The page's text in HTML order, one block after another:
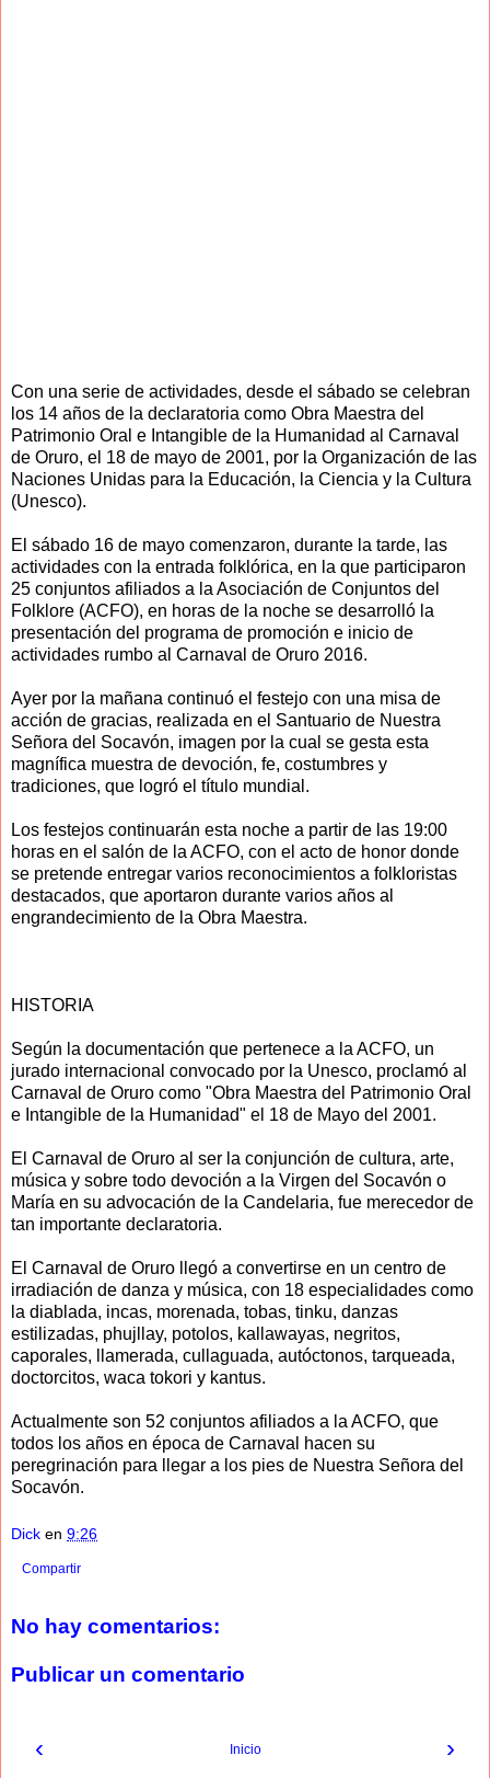
Con una serie de actividades, desde el sábado se celebran
los 14 años de la declaratoria como Obra Maestra del
Patrimonio Oral e Intangible de la Humanidad al Carnaval
de Oruro, el 18 de mayo de 2001, por la Organización de las
Naciones Unidas para la Educación, la Ciencia y la Cultura
(Unesco).
El sábado 16 de mayo comenzaron, durante la tarde, las
actividades con la entrada folklórica, en la que participaron
25 conjuntos afiliados a la Asociación de Conjuntos del
Folklore (ACFO), en horas de la noche se desarrolló la
presentación del programa de promoción e inicio de
actividades rumbo al Carnaval de Oruro 2016.
Ayer por la mañana continuó el festejo con una misa de
acción de gracias, realizada en el Santuario de Nuestra
Señora del Socavón, imagen por la cual se gesta esta
magnífica muestra de devoción, fe, costumbres y
tradiciones, que logró el título mundial.
Los festejos continuarán esta noche a partir de las 19:00
horas en el salón de la ACFO, con el acto de honor donde
se pretende entregar varios reconocimientos a folkloristas
destacados, que aportaron durante varios años al
engrandecimiento de la Obra Maestra.
HISTORIA
Según la documentación que pertenece a la ACFO, un
jurado internacional convocado por la Unesco, proclamó al
Carnaval de Oruro como "Obra Maestra del Patrimonio Oral
e Intangible de la Humanidad" el 18 de Mayo del 2001.
El Carnaval de Oruro al ser la conjunción de cultura, arte,
música y sobre todo devoción a la Virgen del Socavón o
María en su advocación de la Candelaria, fue merecedor de
tan importante declaratoria.
El Carnaval de Oruro llegó a convertirse en un centro de
irradiación de danza y música, con 18 especialidades como
la diablada, incas, morenada, tobas, tinku, danzas
estilizadas, phujllay, potolos, kallawayas, negritos,
caporales, llamerada, cullaguada, autóctonos, tarqueada,
doctorcitos, waca tokori y kantus.
Actualmente son 52 conjuntos afiliados a la ACFO, que
todos los años en época de Carnaval hacen su
peregrinación para llegar a los pies de Nuestra Señora del
Socavón.
Dick en 9:26
Compartir
No hay comentarios:
Publicar un comentario
‹ ›
Inicio